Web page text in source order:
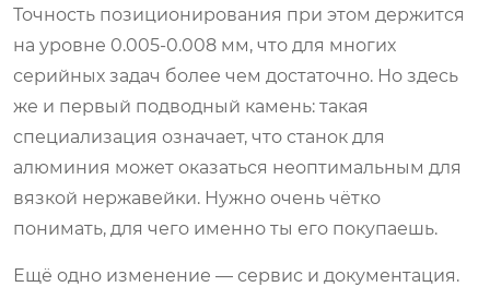
Точность позиционирования при этом держится
на уровне 0.005-0.008 мм, что для многих
серийных задач более чем достаточно. Но здесь
же и первый подводный камень: такая
специализация означает, что станок для
алюминия может оказаться неоптимальным для
вязкой нержавейки. Нужно очень чётко
понимать, для чего именно ты его покупаешь.
Ещё одно изменение — сервис и документация.